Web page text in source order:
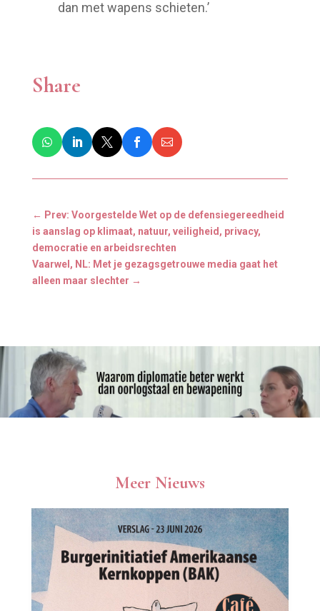
dan met wapens schieten.’
Share
← Prev: Voorgestelde Wet op de defensiegereedheid
is aanslag op klimaat, natuur, veiligheid, privacy,
democratie en arbeidsrechten
Vaarwel, NL: Met je gezagsgetrouwe media gaat het
alleen maar slechter →
Meer Nieuws